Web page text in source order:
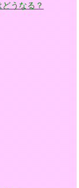
うなる？